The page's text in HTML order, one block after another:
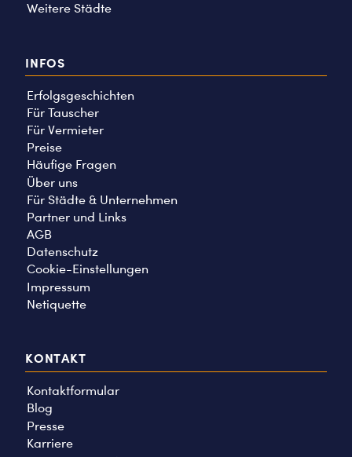
Weitere Städte
INFOS
Erfolgsgeschichten
Für Tauscher
Für Vermieter
Preise
Häufige Fragen
Über uns
Für Städte & Unternehmen
Partner und Links
AGB
Datenschutz
Cookie-Einstellungen
Impressum
Netiquette
KONTAKT
Kontaktformular
Blog
Presse
Karriere